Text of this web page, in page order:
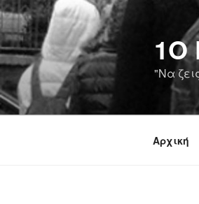
περιεχόμενο
Μετάβαση
στο
περιεχόμενο
"Να
Αρχική